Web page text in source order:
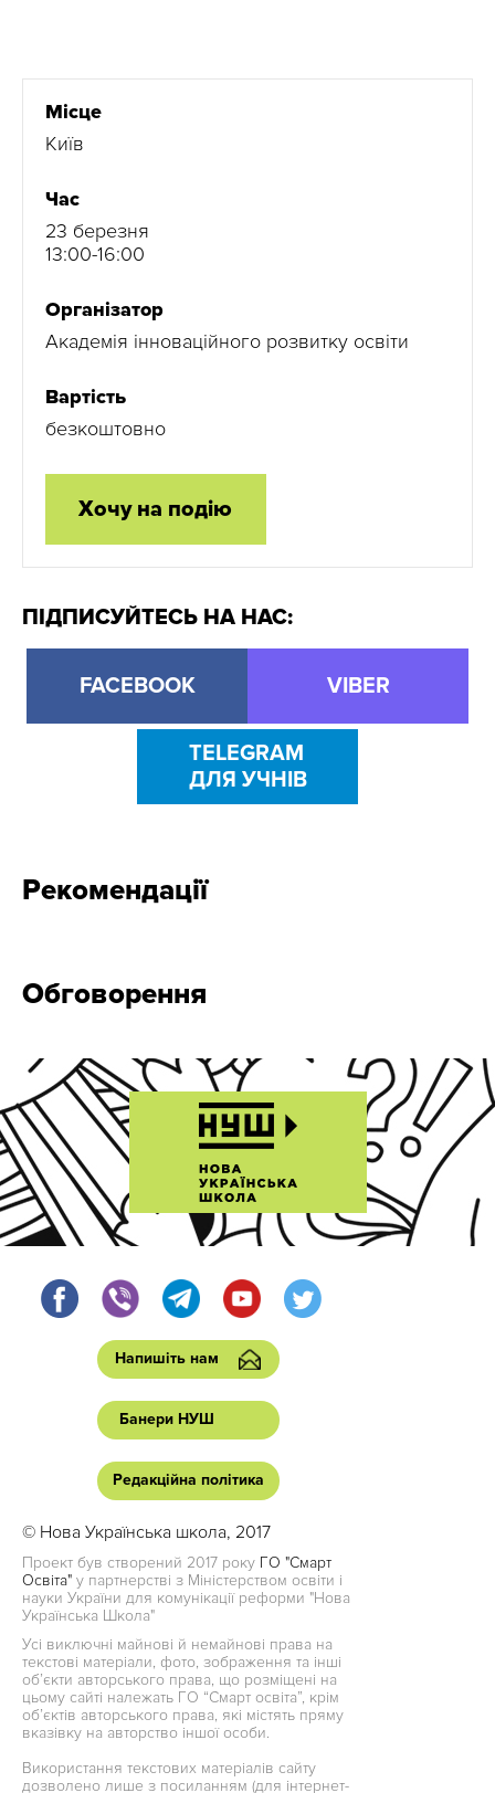
Місце
Київ
Час
23 березня
13:00-16:00
Організатор
Академія інноваційного розвитку освіти
Вартість
безкоштовно
Хочу на подію
ПІДПИСУЙТЕСЬ НА НАС:
FACEBOOK VIBER
TELEGRAM
ДЛЯ УЧНІВ
Рекомендації
Обговорення
Напишіть нам
Банери НУШ
Редакційна політика
© Нова Українська школа, 2017
Проект був створений 2017 року ГО "Смарт
Освіта" у партнерстві з Міністерством освіти і
науки України для комунікації реформи "Нова
Українська Школа"
Усі виключні майнові й немайнові права на
текстові матеріали, фото, зображення та інші
об’єкти авторського права, що розміщені на
цьому сайті належать ГО “Смарт освіта”, крім
об’єктів авторського права, які містять пряму
вказівку на авторство іншої особи.
Використання текстових матеріалів сайту
дозволено лише з посиланням (для інтернет-